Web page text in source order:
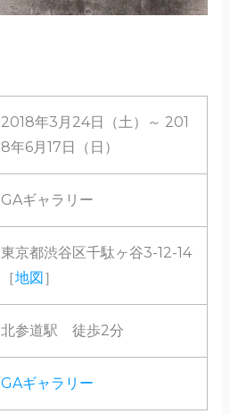
2018年3月24日（土）～ 201
8年6月17日（日）
GAギャラリー
東京都渋谷区千駄ヶ谷3-12-14
［地図］
北参道駅 徒歩2分
GAギャラリー